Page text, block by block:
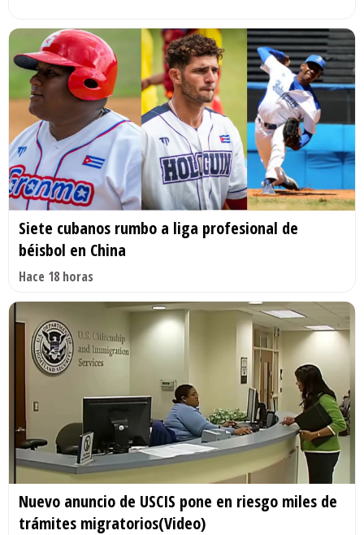
Siete cubanos rumbo a liga profesional de
béisbol en China
Hace 18 horas
Nuevo anuncio de USCIS pone en riesgo miles de
trámites migratorios(Video)